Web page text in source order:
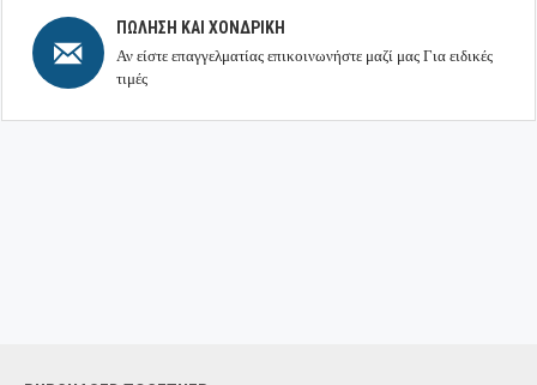
ΠΏΛΗΣΗ ΚΑΙ ΧΟΝΔΡΙΚΉ
Αν είστε επαγγελματίας επικοινωνήστε μαζί μας Για ειδικές
τιμές